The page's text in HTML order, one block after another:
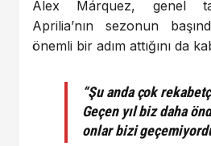
Alex Márquez, genel
Aprilia’nın sezonun
önemli bir adım attığını da
“Şu anda çok
Geçen yıl biz daha
onlar bizi